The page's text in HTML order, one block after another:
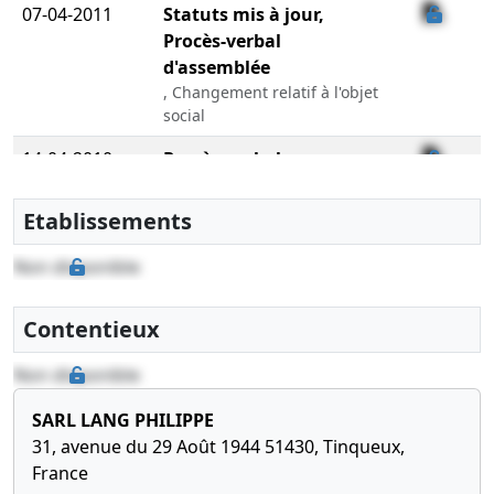
07-04-2011
Statuts mis à jour,
Procès-verbal
d'assemblée
, Changement relatif à l'objet
social
14-04-2010
Procès-verbal
mis à jour
SARL LANG PHILIPPE ,
14-04-2010
Procès-verbal
Augmentation du capital
social , Changement de
Etablissements
Non disponible
Contentieux
Non disponible
SARL LANG PHILIPPE
31, avenue du 29 Août 1944 51430, Tinqueux,
France